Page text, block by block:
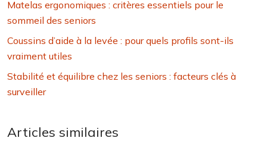
Matelas ergonomiques : critères essentiels pour le
sommeil des seniors
Coussins d’aide à la levée : pour quels profils sont-ils
vraiment utiles
Stabilité et équilibre chez les seniors : facteurs clés à
surveiller
Articles similaires